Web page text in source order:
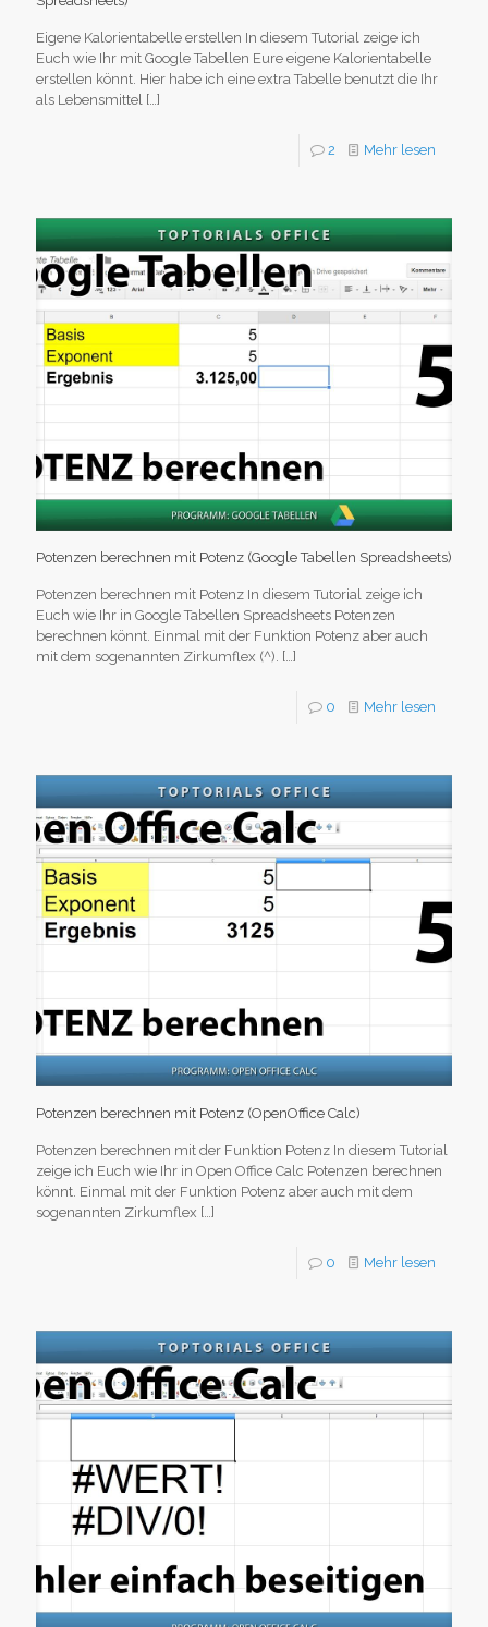
Eigene Kalorientabelle erstellen In diesem Tutorial zeige ich
Euch wie Ihr mit Google Tabellen Eure eigene Kalorientabelle
erstellen könnt. Hier habe ich eine extra Tabelle benutzt die Ihr
als Lebensmittel […]
2 Mehr lesen
Potenzen berechnen mit Potenz (Google Tabellen Spreadsheets)
Potenzen berechnen mit Potenz In diesem Tutorial zeige ich
Euch wie Ihr in Google Tabellen Spreadsheets Potenzen
berechnen könnt. Einmal mit der Funktion Potenz aber auch
mit dem sogenannten Zirkumflex (^). […]
0 Mehr lesen
Potenzen berechnen mit Potenz (OpenOffice Calc)
Potenzen berechnen mit der Funktion Potenz In diesem Tutorial
zeige ich Euch wie Ihr in Open Office Calc Potenzen berechnen
könnt. Einmal mit der Funktion Potenz aber auch mit dem
sogenannten Zirkumflex […]
0 Mehr lesen